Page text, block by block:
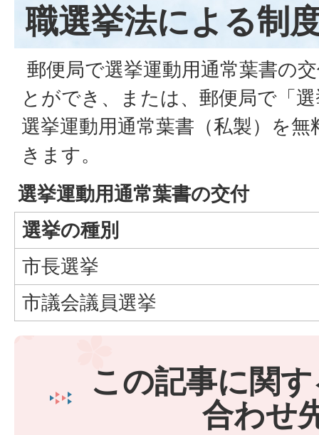
職選挙法による制
郵便局で選挙運動用通常葉書の
とができ、または、郵便局で「
選挙運動用通常葉書（私製）を
きます。
選挙運動用通常葉書の交付
選挙の種別
市長選挙
市議会議員選挙
この記事に関
合わせ